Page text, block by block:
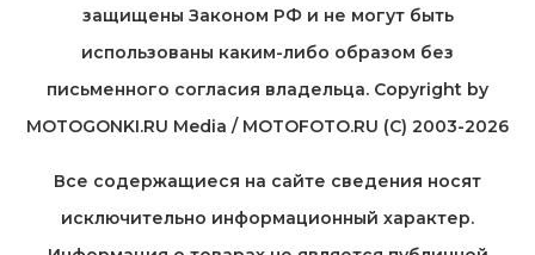
защищены Законом РФ и не могут быть
использованы каким-либо образом без
письменного согласия владельца. Copyright by
MOTOGONKI.RU Media / MOTOFOTO.RU (C) 2003-2026
Все содержащиеся на cайте сведения носят
исключительно информационный характер.